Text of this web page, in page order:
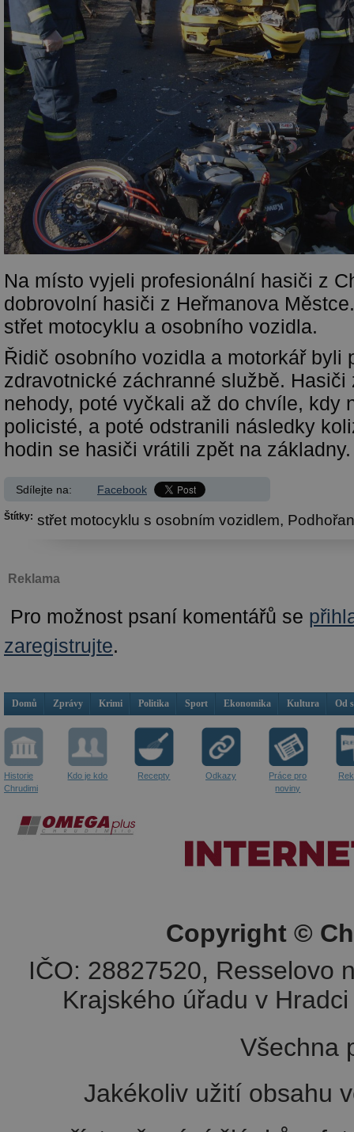
Na místo vyjeli profesionální hasiči z
dobrovolní hasiči z Heřmanova
střet motocyklu a osobního vozidla.
Řidič osobního vozidla a motorkář byli
zdravotnické záchranné službě.
nehody, poté vyčkali až do chvíle, kdy
policisté, a poté odstranili následky
hodin se hasiči vrátili zpět na základny.
Sdílejte na: Facebook
Štítky: střet motocyklu s osobním vozidlem,
Reklama
Pro možnost psaní komentářů se
zaregistrujte.
Domů Zprávy Krimi Politika Sport Ekonomika Kultura Od
Historie
Chrudimi
Kdo je kdo Recepty Odkazy
Práce pro
noviny
Copyright ©
IČO: 28827520, Resselovo
Krajského úřadu v
Všechna
Jakékoliv užití obsahu